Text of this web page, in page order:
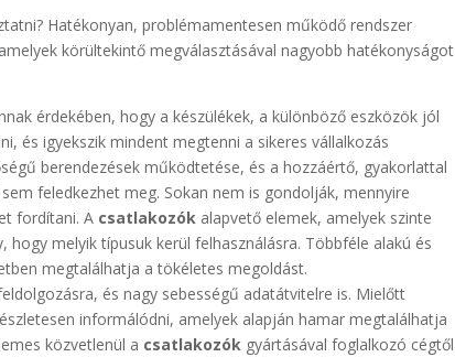
Hatékonyan, problémamentesen működő rendszer
körültekintő megválasztásával nagyobb hatékonyságot
érdekében, hogy a készülékek, a különböző eszközök jól
és igyekszik mindent megtenni a sikeres vállalkozás
berendezések működtetése, és a hozzáértő, gyakorlattal
feledkezhet meg. Sokan nem is gondolják, mennyire
fordítani. A csatlakozók alapvető elemek, amelyek szinte
melyik típusuk kerül felhasználásra. Többféle alakú és
megtalálhatja a tökéletes megoldást.
és nagy sebességű adatátvitelre is. Mielőtt
informálódni, amelyek alapján hamar megtalálhatja
közvetlenül a csatlakozók gyártásával foglalkozó cégtől